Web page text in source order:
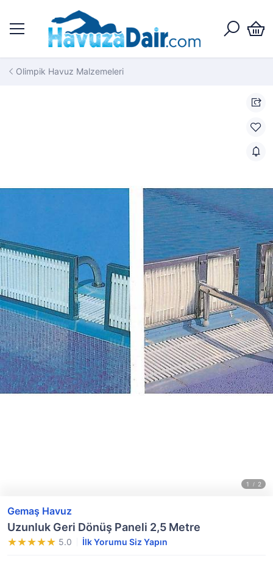
Olimpik Havuz Malzemeleri
Gemaş Havuz
Uzunluk Geri Dönüş Paneli 2,5 Metre
5.0 İlk Yorumu Siz Yapın